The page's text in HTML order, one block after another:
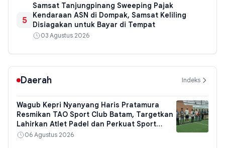
5
Samsat Tanjungpinang Sweeping Pajak
Kendaraan ASN di Dompak, Samsat Keliling
Disiagakan untuk Bayar di Tempat
03 Agustus 2026
Daerah Indeks
Wagub Kepri Nyanyang Haris Pratamura
Resmikan TAO Sport Club Batam, Targetkan
Lahirkan Atlet Padel dan Perkuat Sport
Tourism
06 Agustus 2026